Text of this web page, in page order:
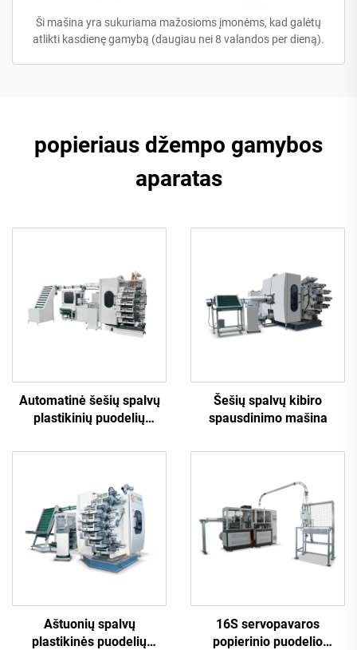
Ši mašina yra sukuriama mažosioms įmonėms, kad galėtų
atlikti kasdienę gamybą (daugiau nei 8 valandos per dieną).
popieriaus džempo gamybos
aparatas
Automatinė šešių spalvų
plastikinių puodelių
Šešių spalvų kibiro
spausdinimo mašina
Aštuonių spalvų
plastikinės puodelių
16S servopavaros
popierinio puodelio